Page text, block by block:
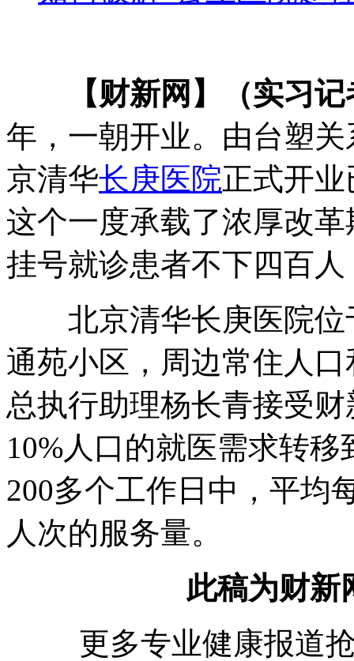
【财新网】（实习
年，一朝开业。由台塑
京清华长庚医院正式开
这个一度承载了浓厚改
挂号就诊患者不下四百
北京清华长庚医院位
通苑小区，周边常住人
总执行助理杨长青接受
10%人口的就医需求转
200多个工作日中，平均
人次的服务量。
此稿为财新
更多专业健康报道抢